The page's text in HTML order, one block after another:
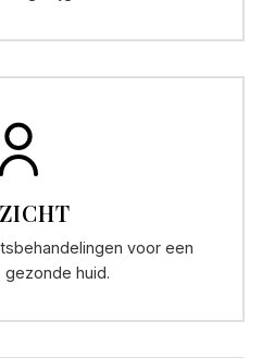
voor een
gezonde huid.